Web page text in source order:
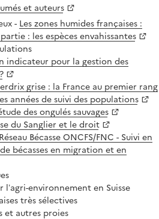
et auteurs
- Les zones humides françaises :
partie : les espèces envahissantes
indicateur pour la gestion des
grise : la France au premier rang
années de suivi des populations
des ongulés sauvages
du Sanglier et le droit
Réseau Bécasse ONCFS/FNC - Suivi en
bécasses en migration et en
environnement en Suisse
très sélectives
et autres proies